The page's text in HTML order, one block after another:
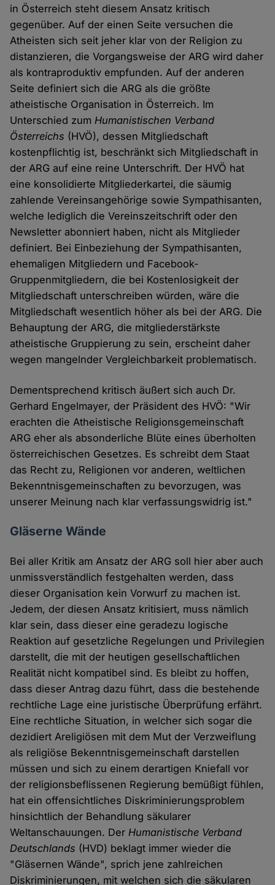
in Österreich steht diesem Ansatz kritisch
gegenüber. Auf der einen Seite versuchen die
Atheisten sich seit jeher klar von der Religion zu
distanzieren, die Vorgangsweise der ARG wird daher
als kontraproduktiv empfunden. Auf der anderen
Seite definiert sich die ARG als die größte
atheistische Organisation in Österreich. Im
Unterschied zumHumanistischen Verband
Österreichs (HVÖ), dessen Mitgliedschaft
kostenpflichtig ist, beschränkt sich Mitgliedschaft in
der ARG auf eine reine Unterschrift. Der HVÖ hat
eine konsolidierte Mitgliederkartei, die säumig
zahlende Vereinsangehörige sowie Sympathisanten,
welche lediglich die Vereinszeitschrift oder den
Newsletter abonniert haben, nicht als Mitglieder
definiert. Bei Einbeziehung der Sympathisanten,
ehemaligen Mitgliedern und Facebook-
Gruppenmitgliedern, die bei Kostenlosigkeit der
Mitgliedschaft unterschreiben würden, wäre die
Mitgliedschaft wesentlich höher als bei der ARG. Die
Behauptung der ARG, die mitgliederstärkste
atheistische Gruppierung zu sein, erscheint daher
wegen mangelnder Vergleichbarkeit problematisch.
Dementsprechend kritisch äußert sich auch Dr.
Gerhard Engelmayer, der Präsident des HVÖ: "Wir
erachten die Atheistische Religionsgemeinschaft
ARG eher als absonderliche Blüte eines überholten
österreichischen Gesetzes. Es schreibt dem Staat
das Recht zu, Religionen vor anderen, weltlichen
Bekenntnisgemeinschaften zu bevorzugen, was
unserer Meinung nach klar verfassungswidrig ist."
Gläserne Wände
Bei aller Kritik am Ansatz der ARG soll hier aber auch
unmissverständlich festgehalten werden, dass
dieser Organisation kein Vorwurf zu machen ist.
Jedem, der diesen Ansatz kritisiert, muss nämlich
klar sein, dass dieser eine geradezu logische
Reaktion auf gesetzliche Regelungen und Privilegien
darstellt, die mit der heutigen gesellschaftlichen
Realität nicht kompatibel sind. Es bleibt zu hoffen,
dass dieser Antrag dazu führt, dass die bestehende
rechtliche Lage eine juristische Überprüfung erfährt.
Eine rechtliche Situation, in welcher sich sogar die
dezidiert Areligiösen mit dem Mut der Verzweiflung
als religiöse Bekenntnisgemeinschaft darstellen
müssen und sich zu einem derartigen Kniefall vor
der religionsbeflissenen Regierung bemüßigt fühlen,
hat ein offensichtliches Diskriminierungsproblem
hinsichtlich der Behandlung säkularer
Weltanschauungen. DerHumanistische Verband
Deutschlands (HVD) beklagt immer wieder die
"Gläsernen Wände", sprich jene zahlreichen
Diskriminierungen, mit welchen sich die säkularen